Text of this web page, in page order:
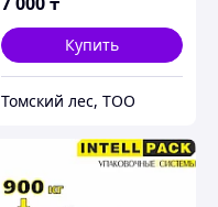
Купить
Томский лес, ТОО